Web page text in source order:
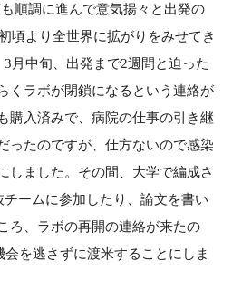
順調に進んで意気揚々と出発の
頃より全世界に拡がりをみせてき
月中旬、出発まで2週間と迫った
くラボが閉鎖になるという連絡が
購入済みで、病院の仕事の引き継
ったのですが、仕方ないので感染
しました。その間、大学で編成さ
ームに参加したり、論文を書い
ろ、ラボの再開の連絡が来たの
を逃さずに渡米することにしま